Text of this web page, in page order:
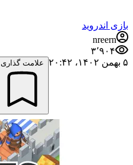
بازی اندروید
nreern
۳٬۹۰۴
۵ بهمن ۱۴۰۲،‏ ۲۰:۴۲
علامت گذاری